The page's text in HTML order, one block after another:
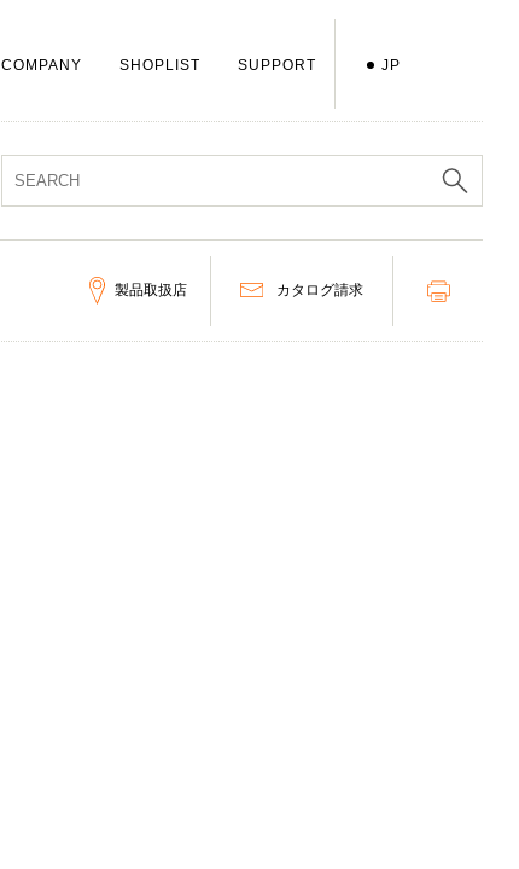
COMPANY SHOPLIST SUPPORT JP
製品取扱店 カタログ請求